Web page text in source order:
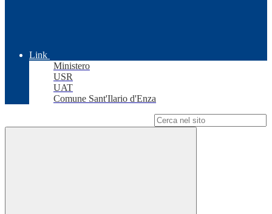
Link
Ministero
USR
UAT
Comune Sant'Ilario d'Enza